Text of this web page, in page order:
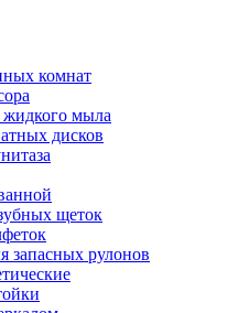
комнат
жидкого мыла
дисков
щеток
запасных рулонов